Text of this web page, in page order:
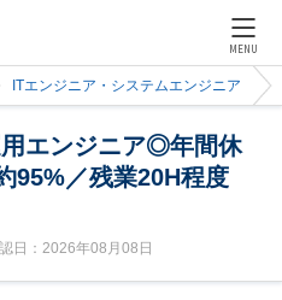
MENU
ITエンジニア・システムエンジニア
用エンジニア◎年間休
95%／残業20H程度
日：2026年08月08日